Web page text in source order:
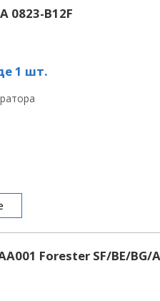
0823-B12F
1 шт.
Forester SF/BE/BG/